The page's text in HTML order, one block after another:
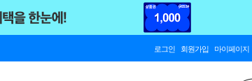
로그인 회원가입 마이페이지